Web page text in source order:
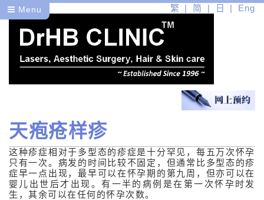
Menu 繁 简 日 Eng
医
健
皮肤病篇
天疱疮样疹
这种疹症相对于多型态的疹症是十分罕见，每五万次怀孕
只有一次。病发的时间比较不固定，但通常比多型态的疹
症早一点出现，最早可以在怀孕期的第九周，但亦可以在
婴儿出世后才出现。有一半的病例是在第一次怀孕时发
生，其余可以在任何的怀孕次数。